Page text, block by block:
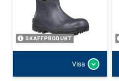
SKAFFPRODUKT
Visa